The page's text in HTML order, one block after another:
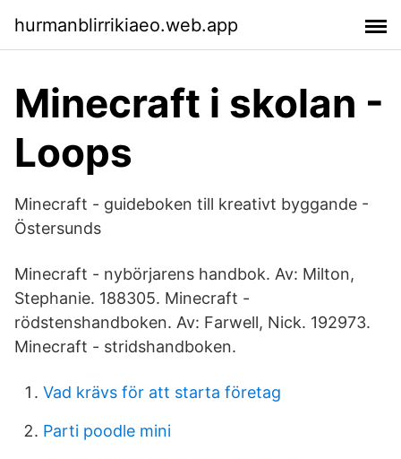
hurmanblirrikiaeo.web.app
Minecraft i skolan -
Loops
Minecraft - guideboken till kreativt byggande -
Östersunds
Minecraft - nybörjarens handbok. Av: Milton,
Stephanie. 188305. Minecraft -
rödstenshandboken. Av: Farwell, Nick. 192973.
Minecraft - stridshandboken.
Vad krävs för att starta företag
Parti poodle mini